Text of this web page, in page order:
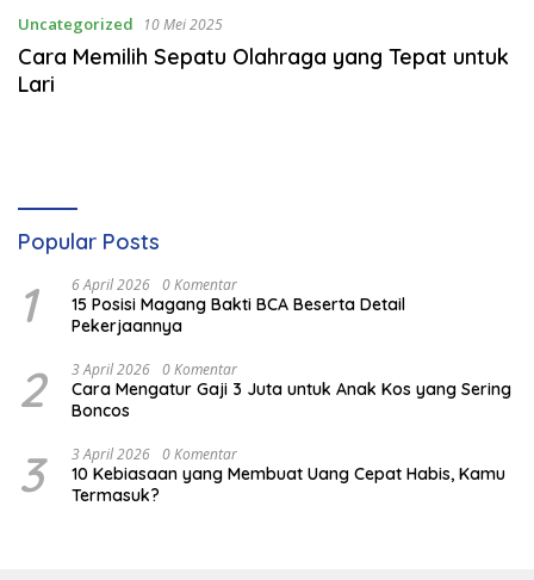
Uncategorized 10 Mei 2025
Cara Memilih Sepatu Olahraga yang Tepat untuk
Lari
Popular Posts
1 6 April 2026 0 Komentar
15 Posisi Magang Bakti BCA Beserta Detail
Pekerjaannya
2 3 April 2026 0 Komentar
Cara Mengatur Gaji 3 Juta untuk Anak Kos yang Sering
Boncos
3 3 April 2026 0 Komentar
10 Kebiasaan yang Membuat Uang Cepat Habis, Kamu
Termasuk?